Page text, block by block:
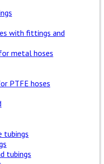
with fittings and
metal hoses
PTFE hoses
tubings
tubings